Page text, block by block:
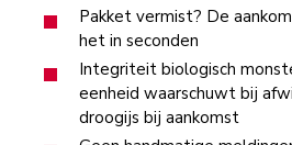
Pakket vermist? De
het in seconden
Integriteit biologisch
eenheid waarschuwt bij
droogijs bij aankomst